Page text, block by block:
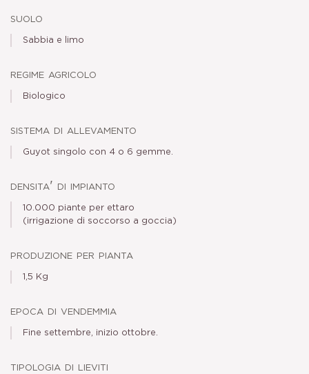
suolo
Sabbia e limo
regime agricolo
Biologico
sistema di allevamento
Guyot singolo con 4 o 6 gemme.
densita' di impianto
10.000 piante per ettaro
(irrigazione di soccorso a goccia)
produzione per pianta
1,5 Kg
epoca di vendemmia
Fine settembre, inizio ottobre.
tipologia di lieviti